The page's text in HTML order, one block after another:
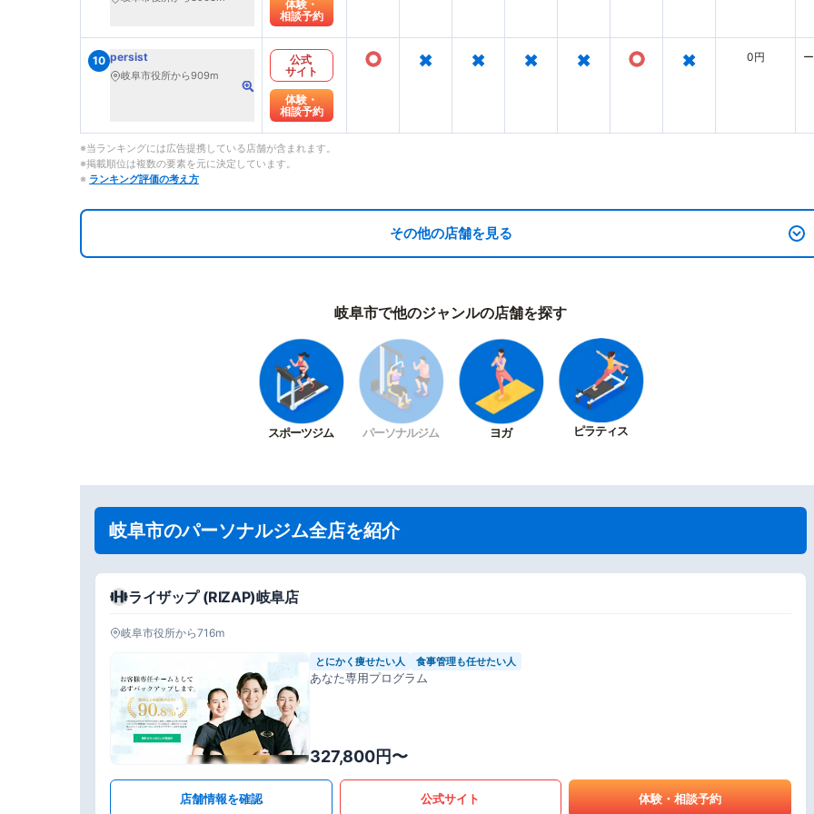
体験・
相談予約
10 persist
岐阜市役所から909m
公式
サイト
体験・
相談予約
○ × × × × ○ × 0円 ー
※当ランキングには広告提携している店舗が含まれます。
※掲載順位は複数の要素を元に決定しています。
※ ランキング評価の考え方
その他の店舗を見る
岐阜市で他のジャンルの店舗を探す
スポーツジム パーソナルジム ヨガ ピラティス
岐阜市のパーソナルジム全店を紹介
ライザップ (RIZAP)岐阜店
岐阜市役所から716m
とにかく痩せたい人 食事管理も任せたい人
あなた専用プログラム
327,800円〜
店舗情報を確認 公式サイト 体験・相談予約